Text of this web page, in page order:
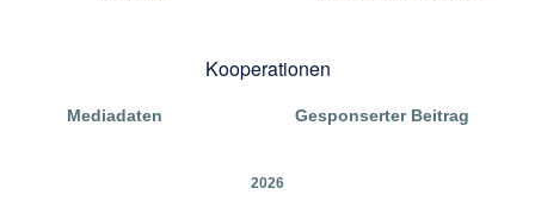
Kooperationen
Mediadaten Gesponserter Beitrag
2026